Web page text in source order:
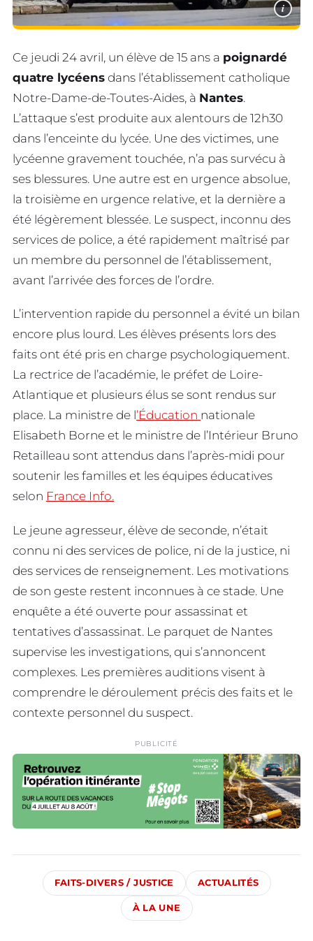
i
Ce jeudi 24 avril, un élève de 15 ans a poignardé
quatre lycéens dans l’établissement catholique
Notre-Dame-de-Toutes-Aides, à Nantes.
L’attaque s’est produite aux alentours de 12h30
dans l’enceinte du lycée. Une des victimes, une
lycéenne gravement touchée, n’a pas survécu à
ses blessures. Une autre est en urgence absolue,
la troisième en urgence relative, et la dernière a
été légèrement blessée. Le suspect, inconnu des
services de police, a été rapidement maîtrisé par
un membre du personnel de l’établissement,
avant l’arrivée des forces de l’ordre.
L’intervention rapide du personnel a évité un bilan
encore plus lourd. Les élèves présents lors des
faits ont été pris en charge psychologiquement.
La rectrice de l’académie, le préfet de Loire-
Atlantique et plusieurs élus se sont rendus sur
place. La ministre de l’Éducation nationale
Elisabeth Borne et le ministre de l’Intérieur Bruno
Retailleau sont attendus dans l’après-midi pour
soutenir les familles et les équipes éducatives
selon France Info.
Le jeune agresseur, élève de seconde, n’était
connu ni des services de police, ni de la justice, ni
des services de renseignement. Les motivations
de son geste restent inconnues à ce stade. Une
enquête a été ouverte pour assassinat et
tentatives d’assassinat. Le parquet de Nantes
supervise les investigations, qui s’annoncent
complexes. Les premières auditions visent à
comprendre le déroulement précis des faits et le
contexte personnel du suspect.
PUBLICITÉ
FAITS-DIVERS / JUSTICE ACTUALITÉS
À LA UNE